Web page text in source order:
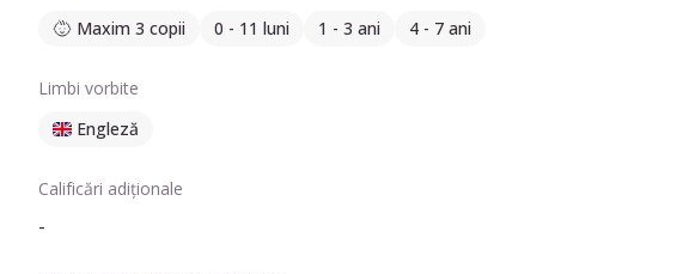
Maxim 3 copii
0 - 11 luni 1 - 3 ani 4 - 7 ani
Limbi vorbite
Engleză
Calificări adiționale
-